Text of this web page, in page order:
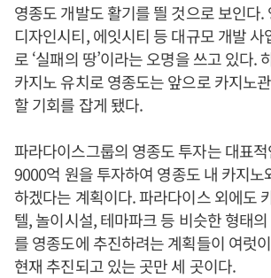
영종도 개발도 활기를 띌 것으로 보인다.
디자인시티, 에잇시티 등 대규모 개발
로 ‘실패의 땅’이라는 오명을 쓰고 있다.
카지노 유치로 영종도는 앞으로 카지노
할 기회를 잡게 됐다.
파라다이스그룹의 영종도 투자는 대표
9000억 원을 투자하여 영종도 내 카지노
하겠다는 계획이다. 파라다이스 외에도
텔, 놀이시설, 테마파크 등 비슷한 형태
를 영종도에 추진하려는 계획들이 여럿
현재 추진되고 있는 곳만 세 곳이다.